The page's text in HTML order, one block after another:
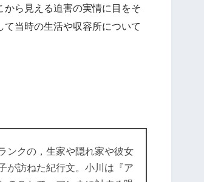
ら見える迫害の実情に目をそ
当時の生活や収容所について
ンクの，生家や隠れ家や彼女
が訪ねた紀行文。小川は『ア